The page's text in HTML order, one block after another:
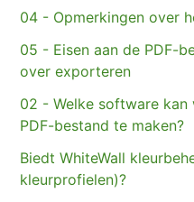
04 - Opmerkingen over
05 - Eisen aan de PDF-
over exporteren
02 - Welke software
PDF-bestand te maken?
Biedt WhiteWall
kleurprofielen)?